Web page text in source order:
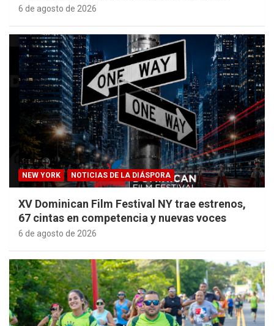
6 de agosto de 2026
NEW YORK NOTICIAS DE LA DIÁSPORA
XV Dominican Film Festival NY trae estrenos,
67 cintas en competencia y nuevas voces
6 de agosto de 2026